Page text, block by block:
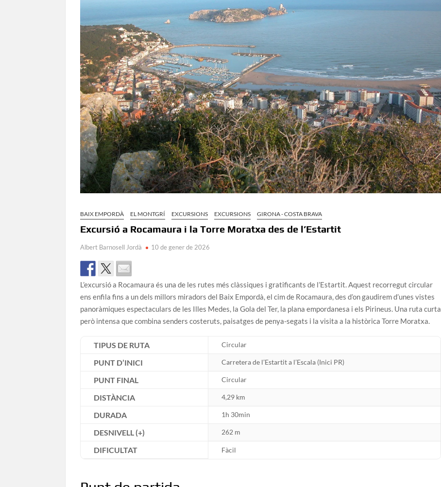
BAIX EMPORDÀ EL MONTGRÍ EXCURSIONS EXCURSIONS GIRONA - COSTA BRAVA
Excursió a Rocamaura i la Torre Moratxa des de l’Estartit
Albert Barnosell Jordà 10 de gener de 2026
L’excursió a Rocamaura és una de les rutes més clàssiques i gratificants de l’Estartit. Aquest recorregut circular
ens enfila fins a un dels millors miradors del Baix Empordà, el cim de Rocamaura, des d’on gaudirem d’unes vistes
panoràmiques espectaculars de les Illes Medes, la Gola del Ter, la plana empordanesa i els Pirineus. Una ruta curta
però intensa que combina senders costeruts, paisatges de penya-segats i la visita a la històrica Torre Moratxa.
TIPUS DE RUTA Circular
PUNT D’INICI Carretera de l’Estartit a l’Escala (Inici PR)
PUNT FINAL Circular
DISTÀNCIA 4,29 km
DURADA 1h 30min
DESNIVELL (+) 262 m
DIFICULTAT Fàcil